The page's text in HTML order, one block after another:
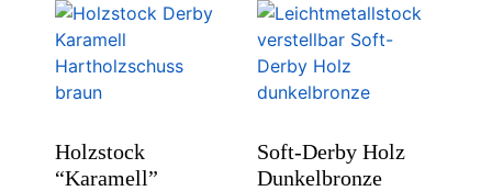
Holzstock
“Karamell”
Soft-Derby Holz
Dunkelbronze